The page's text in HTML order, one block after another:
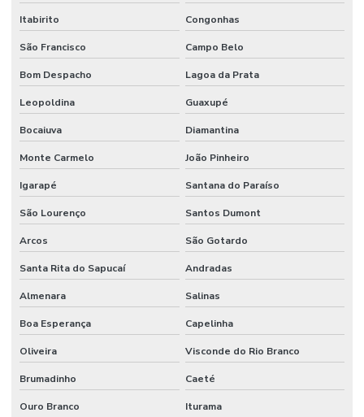
Itabirito Congonhas
São Francisco Campo Belo
Bom Despacho Lagoa da Prata
Leopoldina Guaxupé
Bocaiuva Diamantina
Monte Carmelo João Pinheiro
Igarapé Santana do Paraíso
São Lourenço Santos Dumont
Arcos São Gotardo
Santa Rita do Sapucaí Andradas
Almenara Salinas
Boa Esperança Capelinha
Oliveira Visconde do Rio Branco
Brumadinho Caeté
Ouro Branco Iturama